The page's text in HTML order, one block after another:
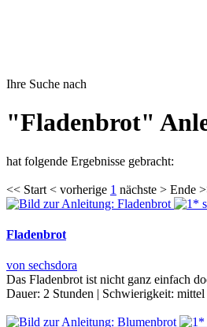
Ihre Suche nach
"Fladenbrot"
hat folgende Ergebnisse gebracht:
<< Start < vorherige 1 nächste > Ende
Fladenbrot
von sechsdora
Das Fladenbrot ist nicht ganz einfach
Dauer: 2 Stunden | Schwierigkeit: mittel